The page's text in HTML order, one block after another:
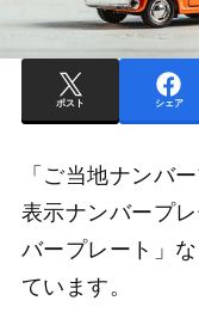
ポスト シェア
「ご当地ナンバ
表示ナンバープ
バープレート」
ています。